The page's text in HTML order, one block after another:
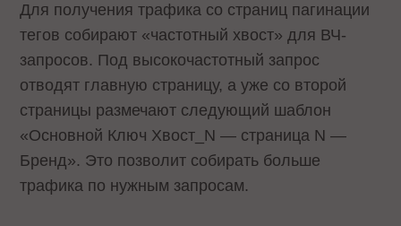
Для получения трафика со страниц пагинации
тегов собирают «частотный хвост» для ВЧ-
запросов. Под высокочастотный запрос
отводят главную страницу, а уже со второй
страницы размечают следующий шаблон
«Основной Ключ Хвост_N — страница N —
Бренд». Это позволит собирать больше
трафика по нужным запросам.